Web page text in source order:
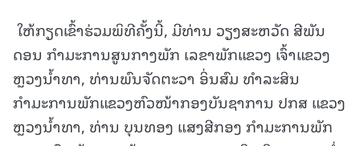
ໃຫ້ກຽດເຂົ້າຮ່ວມພິທີຄັ້ງນີ້, ມີທ່ານ ວຽງສະຫວັດ ສີພັນ
ດອນ ກຳມະການສູນກາງພັກ ເລຂາພັກແຂວງ ເຈົ້າແຂວງ
ຫຼວງນ້ຳທາ, ທ່ານພົນຈັດຕະວາ ອິ່ນສົມ ທຳລະສິນ
ກຳມະການພັກແຂວງຫົວໜ້າກອງບັນຊາການ ປກສ ແຂວງ
ຫຼວງນ້ຳທາ, ທ່ານ ບຸນທອງ ແສງສີກອງ ກຳມະການພັກ